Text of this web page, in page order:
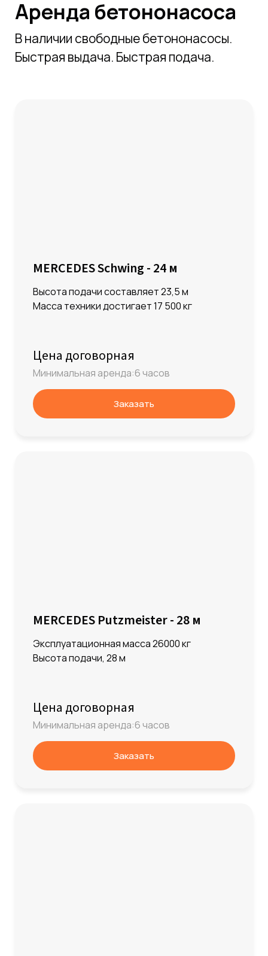
Аренда бетононасоса
В наличии свободные бетононасосы.
Быстрая выдача. Быстрая подача.
MERCEDES Schwing - 24 м
Высота подачи составляет 23,5 м
Масса техники достигает 17 500 кг
Цена договорная
Минимальная аренда:6 часов
Заказать
MERCEDES Putzmeister - 28 м
Эксплуатационная масса 26000 кг
Высота подачи, 28 м
Цена договорная
Минимальная аренда:6 часов
Заказать